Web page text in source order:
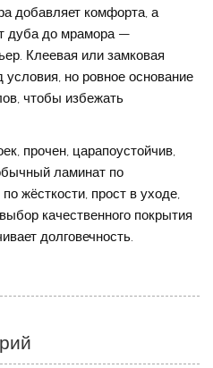
добавляет комфорта, а
дуба до мрамора —
Клеевая или замковая
условия, но ровное основание
чтобы избежать
прочен, царапоустойчив,
ламинат по
жёсткости, прост в уходе,
качественного покрытия
долговечность.